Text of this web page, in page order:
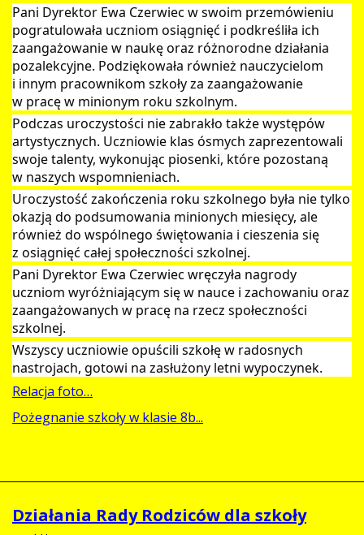
Pani Dyrektor Ewa Czerwiec w swoim przemówieniu
pogratulowała uczniom osiągnięć i podkreśliła ich
zaangażowanie w naukę oraz różnorodne działania
pozalekcyjne. Podziękowała również nauczycielom
i innym pracownikom szkoły za zaangażowanie
w pracę w minionym roku szkolnym.
Podczas uroczystości nie zabrakło także występów
artystycznych. Uczniowie klas ósmych zaprezentowali
swoje talenty, wykonując piosenki, które pozostaną
w naszych wspomnieniach.
Uroczystość zakończenia roku szkolnego była nie tylko
okazją do podsumowania minionych miesięcy, ale
również do wspólnego świętowania i cieszenia się
z osiągnięć całej społeczności szkolnej.
Pani Dyrektor Ewa Czerwiec wręczyła nagrody
uczniom wyróżniającym się w nauce i zachowaniu oraz
zaangażowanych w pracę na rzecz społeczności
szkolnej.
Wszyscy uczniowie opuścili szkołę w radosnych
nastrojach, gotowi na zasłużony letni wypoczynek.
Relacja foto…
Pożegnanie szkoły w klasie 8b...
Działania Rady Rodziców dla szkoły